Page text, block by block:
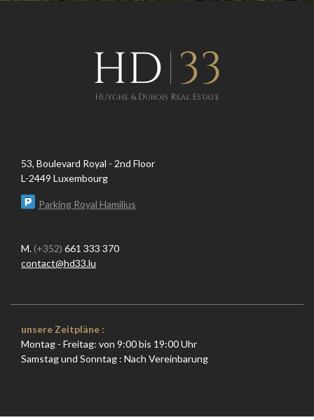
53, Boulevard Royal - 2nd Floor
L-2449 Luxembourg
Parking Royal Hamilius
M. (+352) 661 333 370
contact@hd33.lu
unsere Zeitpläne :
Montag - Freitag: von 9:00 bis 19:00 Uhr
Samstag und Sonntag : Nach Vereinbarung